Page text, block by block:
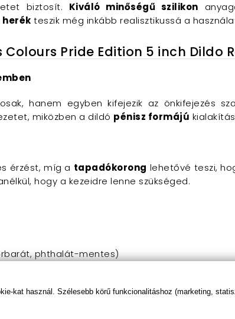
biztosít. Kiváló minőségű szilikon
herék teszik még inkább realisztikussá a
Colours Pride Edition 5 inch Dildo
hanem egyben kifejezik az önkifejezés
miközben a dildó pénisz formájú
érzést, míg a tapadókorong lehetővé teszi,
hogy a kezeidre lenne szükséged.
phthalát-mentes)
kat használ. Szélesebb körű funkcionalitáshoz (marketing,